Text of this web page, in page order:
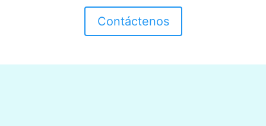
Contáctenos